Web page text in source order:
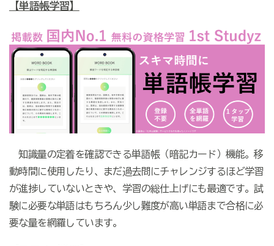
【単語帳学習】
知識量の定着を確認できる単語帳（暗記カード）機能。移
動時間に使用したり、まだ過去問にチャレンジするほど学習
が進捗していないときや、学習の総仕上げにも最適です。試
験に必要な単語はもちろん少し難度が高い単語まで合格に必
要な量を網羅しています。